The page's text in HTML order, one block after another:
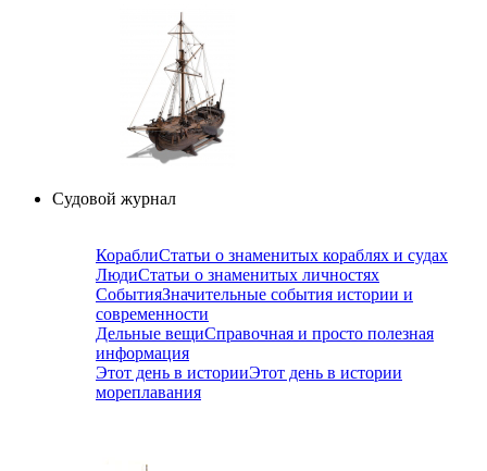
Судовой журнал
КораблиСтатьи о знаменитых кораблях и судах
ЛюдиСтатьи о знаменитых личностях
СобытияЗначительные события истории и
современности
Дельные вещиСправочная и просто полезная
информация
Этот день в историиЭтот день в истории
мореплавания